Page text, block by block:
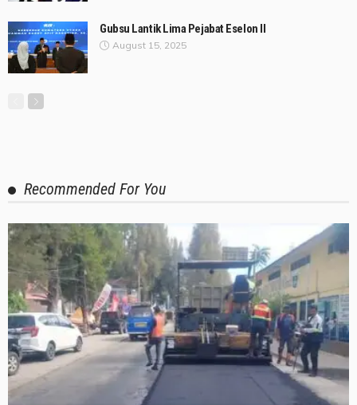
Gubsu Lantik Lima Pejabat Eselon II
August 15, 2025
Recommended For You